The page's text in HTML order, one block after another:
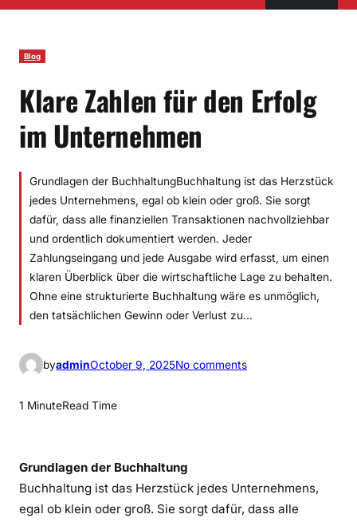
Blog
Klare Zahlen für den Erfolg
im Unternehmen
Grundlagen der BuchhaltungBuchhaltung ist das Herzstück
jedes Unternehmens, egal ob klein oder groß. Sie sorgt
dafür, dass alle finanziellen Transaktionen nachvollziehbar
und ordentlich dokumentiert werden. Jeder
Zahlungseingang und jede Ausgabe wird erfasst, um einen
klaren Überblick über die wirtschaftliche Lage zu behalten.
Ohne eine strukturierte Buchhaltung wäre es unmöglich,
den tatsächlichen Gewinn oder Verlust zu…
byadminOctober 9, 2025No commentso
a
1 MinuteRead Time
Grundlagen der Buchhaltung
Buchhaltung ist das Herzstück jedes Unternehmens,
egal ob klein oder groß. Sie sorgt dafür, dass alle